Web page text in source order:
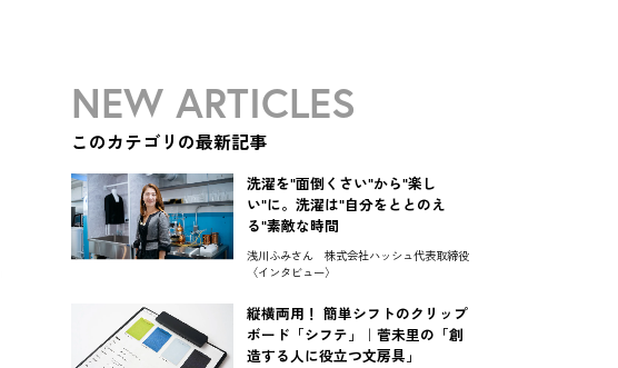
NEW ARTICLES
このカテゴリの最新記事
洗濯を"面倒くさい"から"楽し
い"に。洗濯は"自分をととのえ
る"素敵な時間
浅川ふみさん 株式会社ハッシュ代表取締役
〈インタビュー〉
縦横両用！ 簡単シフトのクリップ
ボード「シフテ」｜菅未里の「創
造する人に役立つ文房具」